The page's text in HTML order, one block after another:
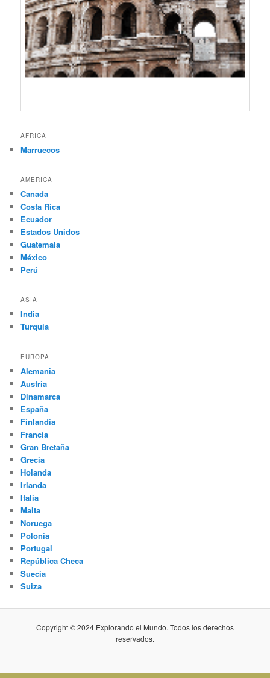
AFRICA
Marruecos
AMERICA
Canada
Costa Rica
Ecuador
Estados Unidos
Guatemala
México
Perú
ASIA
India
Turquía
EUROPA
Alemania
Austria
Dinamarca
España
Finlandia
Francia
Gran Bretaña
Grecia
Holanda
Irlanda
Italia
Malta
Noruega
Polonia
Portugal
República Checa
Suecia
Suiza
Copyright © 2024 Explorando el Mundo. Todos los derechos
reservados.